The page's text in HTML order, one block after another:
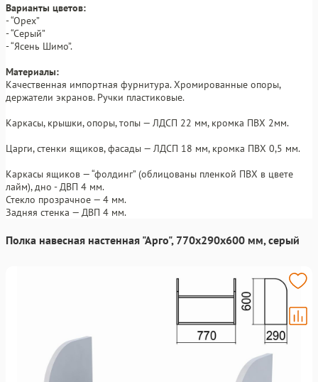
Варианты цветов:
- “Орех”
- “Серый”
- “Ясень Шимо”.
Материалы:
Качественная импортная фурнитура. Хромированные опоры,
держатели экранов. Ручки пластиковые.
Каркасы, крышки, опоры, топы — ЛДСП 22 мм, кромка ПВХ 2мм.
Царги, стенки ящиков, фасады — ЛДСП 18 мм, кромка ПВХ 0,5 мм.
Каркасы ящиков — “фолдинг” (облицованы пленкой ПВХ в цвете
лайм), дно - ДВП 4 мм.
Стекло прозрачное — 4 мм.
Задняя стенка — ДВП 4 мм.
Полка навесная настенная "Арго", 770х290х600 мм, серый